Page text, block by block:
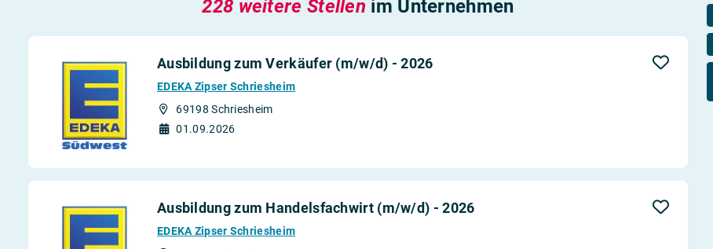
228 weitere Stellen im Unternehmen
Ausbildung zum Verkäufer (m/w/d) - 2026
EDEKA Zipser Schriesheim
69198 Schriesheim
01.09.2026
Ausbildung zum Handelsfachwirt (m/w/d) - 2026
EDEKA Zipser Schriesheim